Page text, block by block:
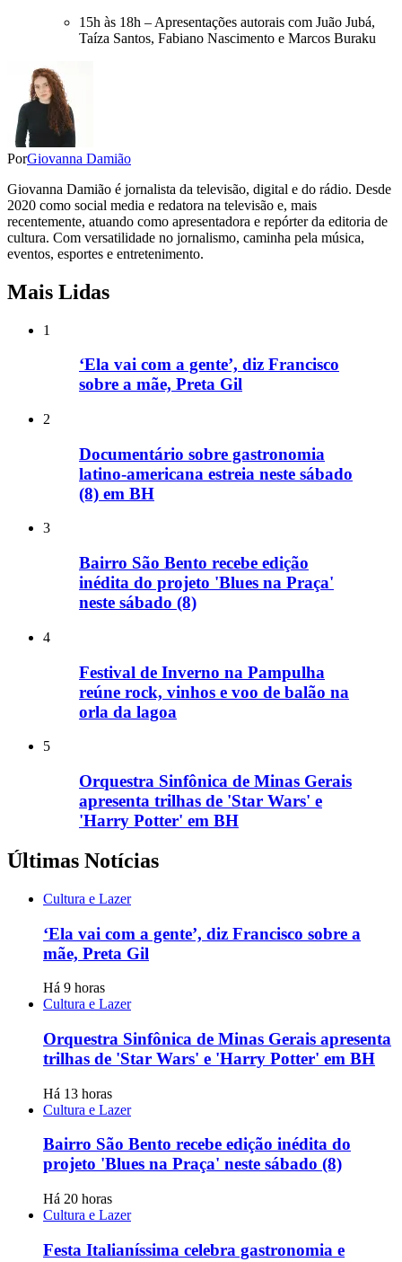
15h às 18h – Apresentações autorais com Juão Jubá,
Taíza Santos, Fabiano Nascimento e Marcos Buraku
PorGiovanna Damião
Giovanna Damião é jornalista da televisão, digital e do rádio. Desde
2020 como social media e redatora na televisão e, mais
recentemente, atuando como apresentadora e repórter da editoria de
cultura. Com versatilidade no jornalismo, caminha pela música,
eventos, esportes e entretenimento.
Mais Lidas
1
‘Ela vai com a gente’, diz Francisco
sobre a mãe, Preta Gil
2
Documentário sobre gastronomia
latino-americana estreia neste sábado
(8) em BH
3
Bairro São Bento recebe edição
inédita do projeto 'Blues na Praça'
neste sábado (8)
4
Festival de Inverno na Pampulha
reúne rock, vinhos e voo de balão na
orla da lagoa
5
Orquestra Sinfônica de Minas Gerais
apresenta trilhas de 'Star Wars' e
'Harry Potter' em BH
Últimas Notícias
Cultura e Lazer
‘Ela vai com a gente’, diz Francisco sobre a
mãe, Preta Gil
Há 9 horas
Cultura e Lazer
Orquestra Sinfônica de Minas Gerais apresenta
trilhas de 'Star Wars' e 'Harry Potter' em BH
Há 13 horas
Cultura e Lazer
Bairro São Bento recebe edição inédita do
projeto 'Blues na Praça' neste sábado (8)
Há 20 horas
Cultura e Lazer
Festa Italianíssima celebra gastronomia e